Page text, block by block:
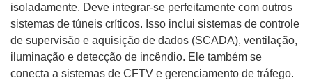
isoladamente. Deve integrar-se perfeitamente com outros
sistemas de túneis críticos. Isso inclui sistemas de controle
de supervisão e aquisição de dados (SCADA), ventilação,
iluminação e detecção de incêndio. Ele também se
conecta a sistemas de CFTV e gerenciamento de tráfego.